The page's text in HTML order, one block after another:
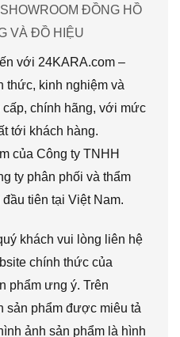
ĐỒNG HỒ
VÀ ĐỒ HIỆU
với 24KARA.com –
thức, kinh nghiệm và
chính hãng, với mức
tới khách hàng.
của Công ty TNHH
ty phân phối và thẩm
tiên tại Việt Nam.
khách vui lòng liên hệ
chính thức của
phẩm ưng ý. Trên
sản phẩm được miêu tả
ảnh sản phẩm là hình